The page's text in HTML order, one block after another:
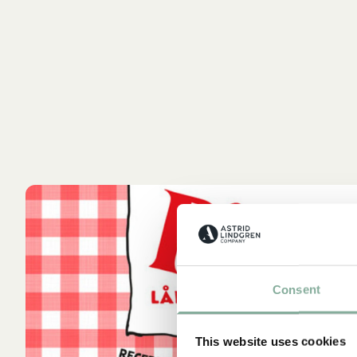
Consent
This website uses cookies